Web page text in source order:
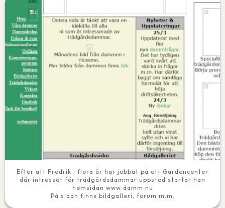
Efter att Fredrik i flera år har jobbat på ett Gardencenter
där intresset för trädgårdsdammar uppstod startar han
hemsidan www.damm.nu
På sidan finns bildgalleri, forum m.m.